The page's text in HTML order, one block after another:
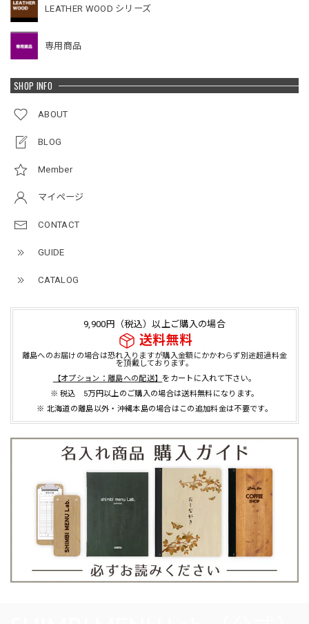
LEATHER WOOD シリーズ
専用商品
SHOP INFO
ABOUT
BLOG
Member
マイページ
CONTACT
GUIDE
CATALOG
9,900円（税込）以上ご購入の場合
送料無料
離島へのお届けの場合は恐れ入りますが購入金額にかかわらず別途超過料金
を頂戴しております。
【オプション：離島への配送】 をカートに入れて下さい。
※ 税込 5万円以上のご購入の場合は送料無料になります。
※ 北海道の離島以外・沖縄本島の場合はこの追加料金は不要です。